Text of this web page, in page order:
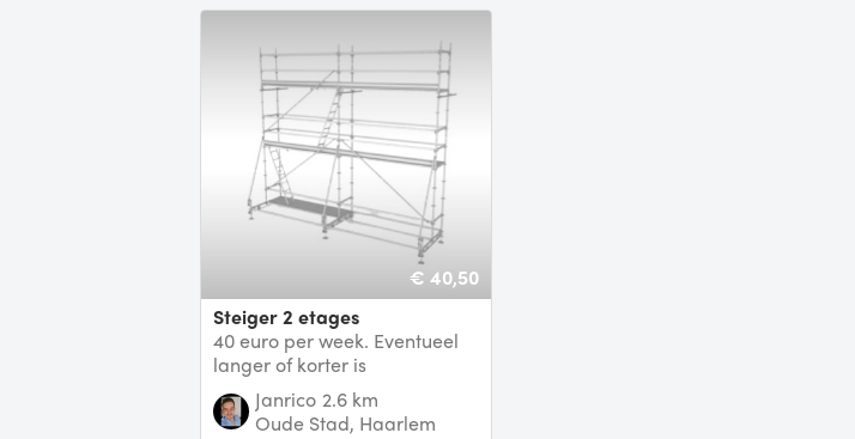
€ 40,50
Steiger 2 etages
40 euro per week. Eventueel
langer of korter is
bespreekbaar
Janrico 2.6 km
Oude Stad, Haarlem